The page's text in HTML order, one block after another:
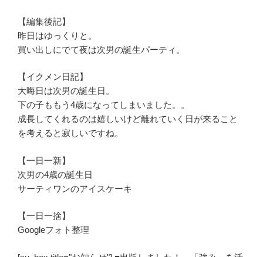
【編集後記】
昨日はゆっくりと。
買い出しにでて夜は次男の誕生パーティ。
【イクメン日記】
大晦日は次男の誕生日。
下の子ももう4歳になってしまいました。。
成長してくれるのは嬉しいけど離れていく日が来ること
を考えると寂しいですね。
【一日一新】
次男の4歳の誕生日
サーティワンのアイスケーキ
【一日一捨】
Googleフォト整理